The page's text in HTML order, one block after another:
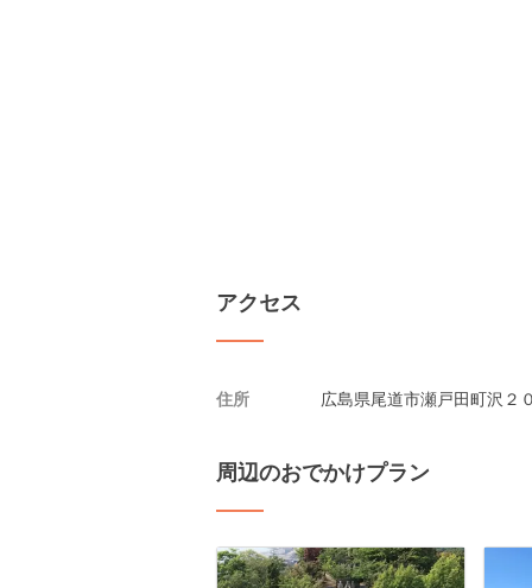
アクセス
住所 広島県尾道市瀬戸田町沢２
周辺のおでかけプラン